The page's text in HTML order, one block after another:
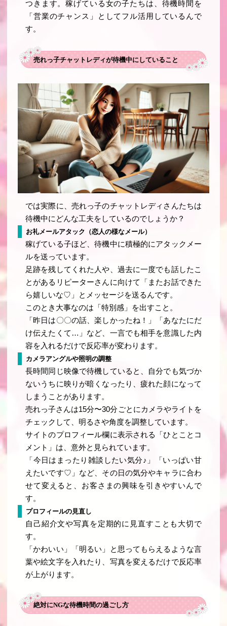
つきます。稼げている女の子たちは、待機時間を
「営業のチャンス」としてフル活用しているんで
す。
売れっ子チャットレディが待機中にしていること
では実際に、売れっ子のチャットレディさんたちは
待機中にどんな工夫をしているのでしょうか？
お礼メールアタック（恋人の様なメール）
稼げている子ほど、待機中に積極的にアタックメー
ルを送っています。
足跡を残してくれた人や、過去に一度でも話したこ
とがあるリピーターさんに向けて「またお話できた
ら嬉しいな♡」とメッセージを送るんです。
このとき大事なのは「特別感」を出すこと。
「昨日は〇〇の話、楽しかったね！」「あなたにだ
け伝えたくて…」など、一言でも相手を意識した内
容を入れるだけで反応率が変わります。
カメラアングルや照明の調整
長時間同じ映像で待機していると、自分でも気づか
ないうちに映りが暗くなったり、疲れた顔になって
しまうことがあります。
売れっ子さんは15分〜30分ごとにカメラやライトを
チェックして、明るさや角度を調整しています。
サイトのプロフィール欄に表示される「ひとことコ
メント」は、意外と見られています。
「今日はまったり雑談したい気分♪」「いっぱい甘
えたいです♡」など、その日の気分やキャラに合わ
せて変えると、お客さまの興味を引きやすいんで
す。
プロフィールの見直し
自己紹介文や写真を定期的に見直すことも大切で
す。
「かわいい」「明るい」と思ってもらえるような言
葉や絵文字を入れたり、写真を変えるだけで反応率
が上がります。
絶対にNGな待機時間の過ごし方